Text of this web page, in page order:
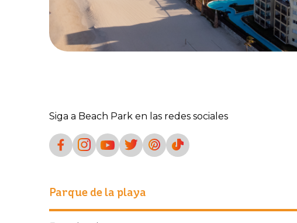
Siga a Beach Park en las redes sociales
Parque de la playa